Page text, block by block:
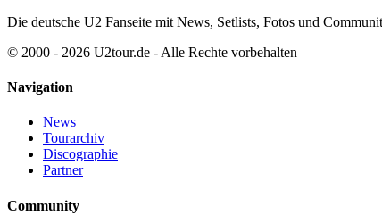
Die deutsche U2 Fanseite mit News, Setlists, Fotos und
© 2000 - 2026 U2tour.de - Alle Rechte vorbehalten
Navigation
News
Tourarchiv
Discographie
Partner
Community